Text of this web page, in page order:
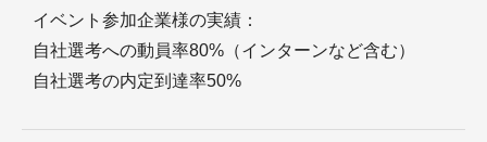
イベント参加企業様の実績：
自社選考への動員率80%（インターンなど含む）
自社選考の内定到達率50%